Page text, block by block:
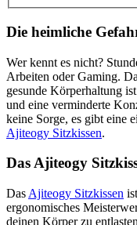
Die heimliche
Wer kennt es nicht?
Arbeiten oder Gaming.
gesunde Körperhaltung
und eine verminderte
keine Sorge, es gibt eine
Ajiteogy Sitzkissen.
Das Ajiteogy
Das Ajiteogy Sitzkissen
ergonomisches
deinen Körper zu